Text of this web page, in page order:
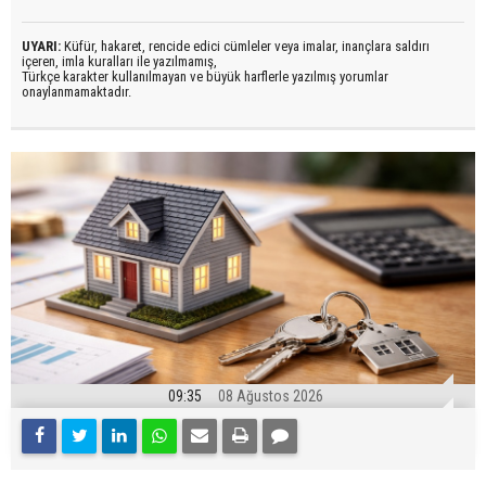
UYARI: Küfür, hakaret, rencide edici cümleler veya imalar, inançlara saldırı
içeren, imla kuralları ile yazılmamış,
Türkçe karakter kullanılmayan ve büyük harflerle yazılmış yorumlar
onaylanmamaktadır.
09:35 08 Ağustos 2026